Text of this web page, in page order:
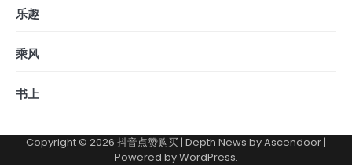
乐趣
乘风
书上
Copyright © 2026 抖音点赞购买| Depth News byAscendoor|
Powered byWordPress.